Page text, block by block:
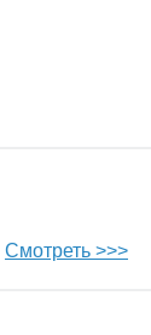
Смотреть >>>